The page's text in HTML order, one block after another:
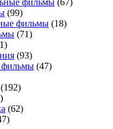
(99)
фильмы (18)
(71)
(93)
фильмы (47)
(192)
(62)